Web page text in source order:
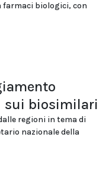
biologici, con
sui biosimilari
regioni in tema di
nazionale della